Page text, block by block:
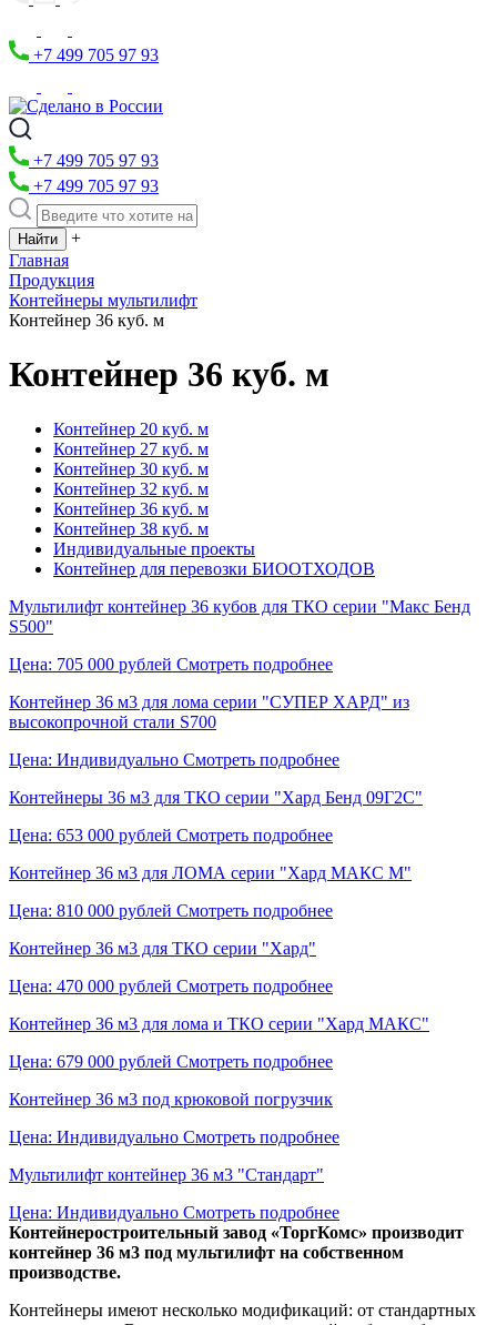
+7 499 705 97 93
+7 499 705 97 93
+7 499 705 97 93
+
Главная
Продукция
Контейнеры мультилифт
Контейнер 36 куб. м
Контейнер 36 куб. м
Контейнер 20 куб. м
Контейнер 27 куб. м
Контейнер 30 куб. м
Контейнер 32 куб. м
Контейнер 36 куб. м
Контейнер 38 куб. м
Индивидуальные проекты
Контейнер для перевозки БИООТХОДОВ
Мультилифт контейнер 36 кубов для ТКО серии "Макс Бенд
S500"
Цена: 705 000 рублей Смотреть подробнее
Контейнер 36 м3 для лома серии "СУПЕР ХАРД" из
высокопрочной стали S700
Цена: Индивидуально Смотреть подробнее
Контейнеры 36 м3 для ТКО серии "Хард Бенд 09Г2С"
Цена: 653 000 рублей Смотреть подробнее
Контейнер 36 м3 для ЛОМА серии "Хард МАКС М"
Цена: 810 000 рублей Смотреть подробнее
Контейнер 36 м3 для ТКО серии "Хард"
Цена: 470 000 рублей Смотреть подробнее
Контейнер 36 м3 для лома и ТКО серии "Хард МАКС"
Цена: 679 000 рублей Смотреть подробнее
Контейнер 36 м3 под крюковой погрузчик
Цена: Индивидуально Смотреть подробнее
Мультилифт контейнер 36 м3 "Стандарт"
Цена: Индивидуально Смотреть подробнее
Контейнеростроительный завод «ТоргКомс» производит
контейнер 36 м3 под мультилифт на собственном
производстве.
Контейнеры имеют несколько модификаций: от стандартных